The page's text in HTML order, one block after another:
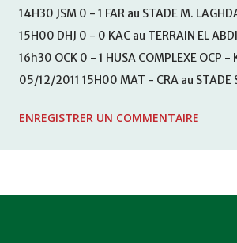
14H30 JSM 0 - 1 FAR au STADE M.
15H00 DHJ 0 - 0 KAC au TERRAIN EL
16h30 OCK 0 - 1 HUSA COMPLEXE OCP -
05/12/2011 15H00 MAT - CRA au STADE
KHEMISET Mardi 06/12/2011 15H00 WAF
ENREGISTRER UN COMMENTAIRE